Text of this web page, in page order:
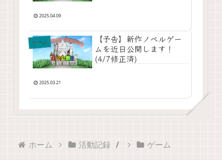
2025.04.09
ゲーム
【予告】新作ノベルゲー
ムを近日公開します！
(4/7修正済)
2025.03.21
ホーム 活動記録 ゲーム